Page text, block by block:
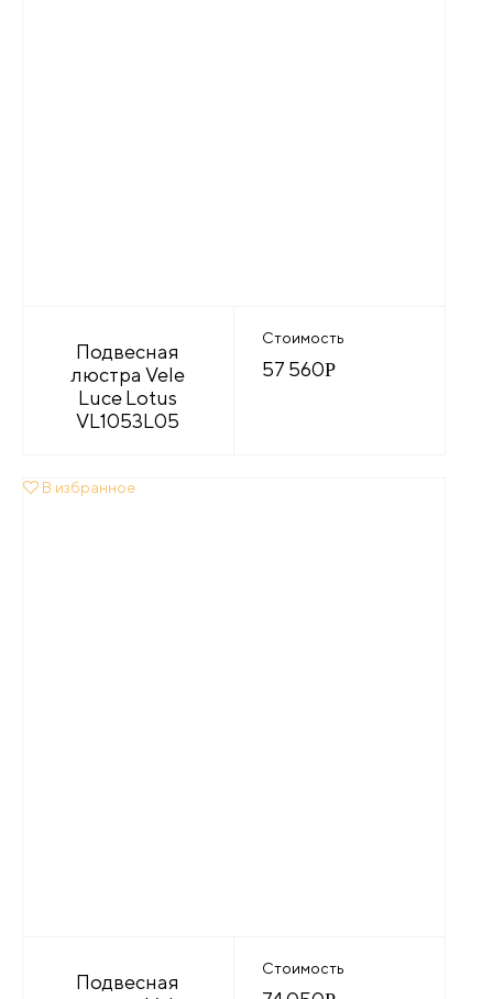
Подвесная
люстра Vele
Luce Lotus
VL1053L05
Стоимость
57 560Р
В избранное
Подвесная
Стоимость